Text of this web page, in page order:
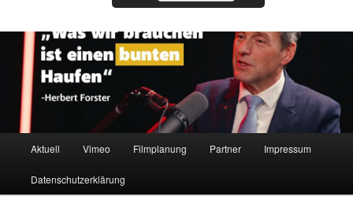
Aktuell Vimeo Filmplanung Partner Impressum
Datenschutzerklärung